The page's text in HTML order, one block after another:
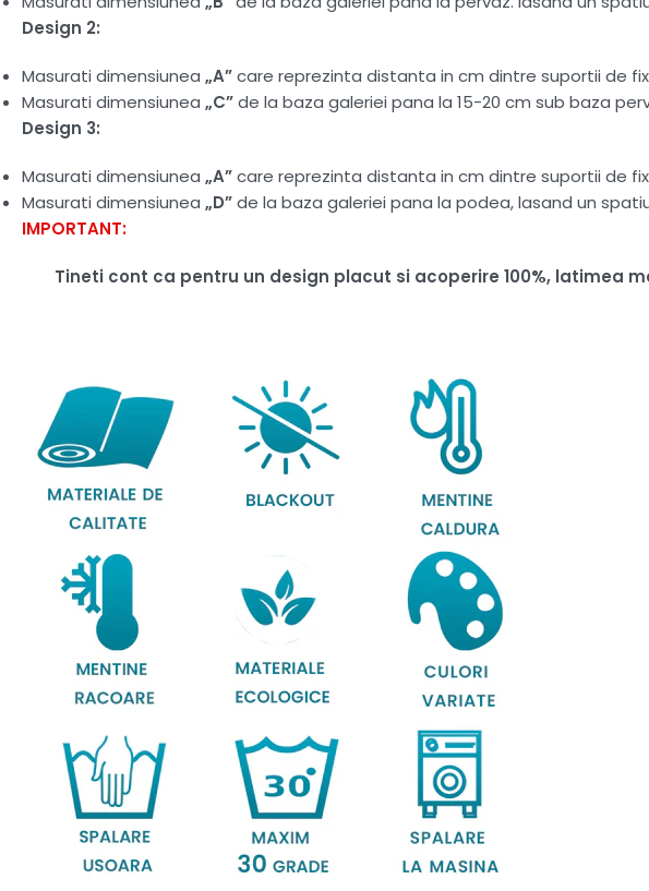
Design 2:
Masurati dimensiunea „A”care reprezinta distanta in cm dintre suportii de
Masurati dimensiunea „C”de la baza galeriei pana la 15-20 cm sub baza
Design 3:
Masurati dimensiunea „A”care reprezinta distanta in cm dintre suportii de
Masurati dimensiunea „D”de la baza galeriei pana la podea, lasand un
IMPORTANT:
Tineti cont ca pentru un design placut si acoperire 100%, latimea